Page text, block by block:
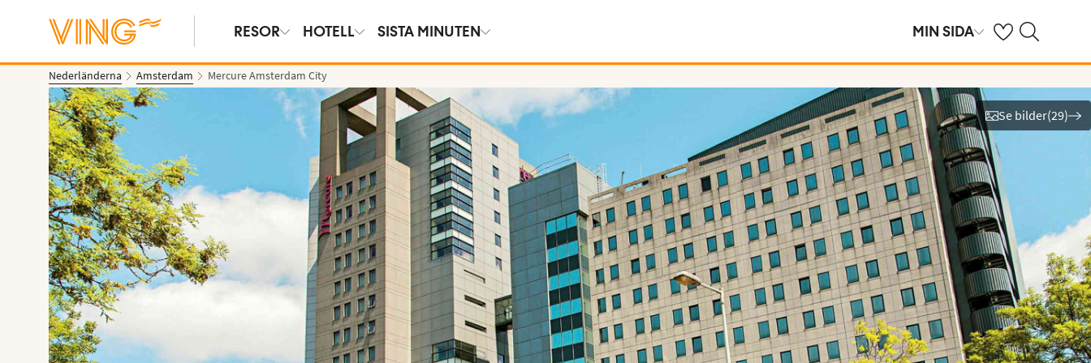
RESOR HOTELL SISTA MINUTEN MIN SIDA Se dina sparade
Sök på ving.se
Nederländerna Amsterdam Mercure Amsterdam City
Se bilder
Se bilder(29)